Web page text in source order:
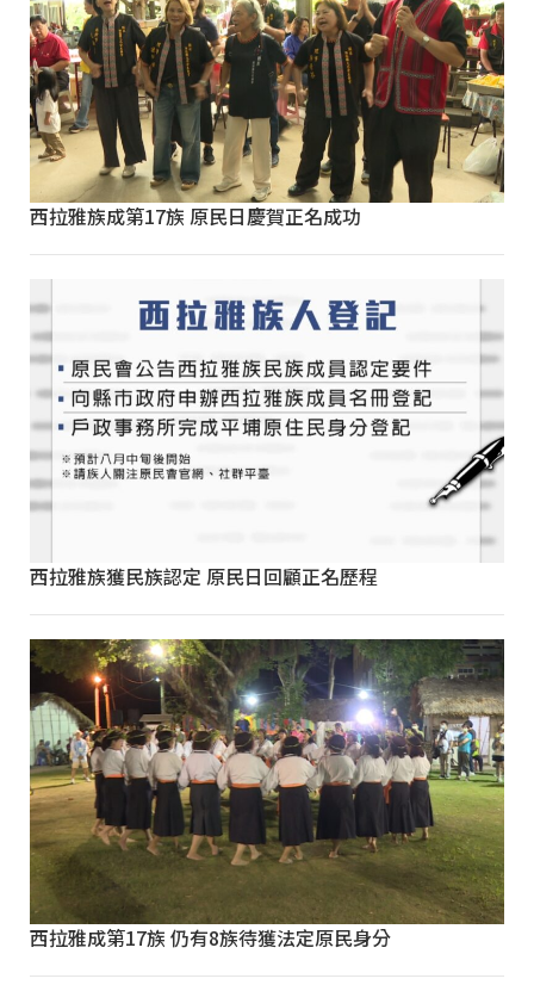
西拉雅族成第17族 原民日慶賀正名成功
西拉雅族獲民族認定 原民日回顧正名歷程
西拉雅成第17族 仍有8族待獲法定原民身分